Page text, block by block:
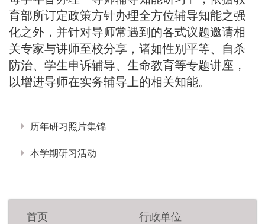
育部所订定政策方针办理全方位辅导知能之强
化之外，并针对导师常遇到的各式议题邀请相
关专家与讲师至校分享，诸如性别平等、自杀
防治、学生申诉辅导、生命教育等专题讲座，
以增进导师在实务辅导上的相关知能。
历年研习照片集锦
本学期研习活动
首页 行政单位